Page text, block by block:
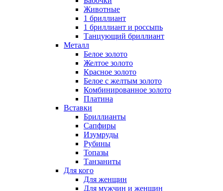
Животные
1 бриллиант
1 бриллиант и россыпь
Танцующий бриллиант
Металл
Белое золото
Желтое золото
Красное золото
Белое с желтым золото
Комбинированное золото
Платина
Вставки
Бриллианты
Сапфиры
Изумруды
Рубины
Топазы
Танзаниты
Для кого
Для женщин
Для мужчин и женщин